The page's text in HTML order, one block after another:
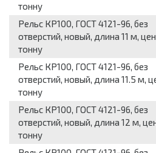
тонну
Рельс КР100, ГОСТ 4121-96, без
отверстий, новый, длина 11 м,
тонну
Рельс КР100, ГОСТ 4121-96, без
отверстий, новый, длина 11.5 м,
тонну
Рельс КР100, ГОСТ 4121-96, без
отверстий, новый, длина 12 м,
тонну